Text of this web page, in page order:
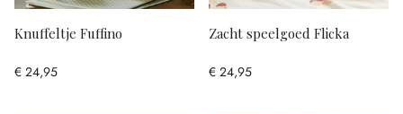
Knuffeltje Fuffino
€ 24,95
Zacht speelgoed Flicka
€ 24,95